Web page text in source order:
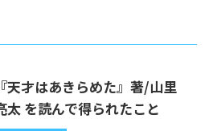
『天才はあきらめた』著/山里
太 を読んで得られたこと